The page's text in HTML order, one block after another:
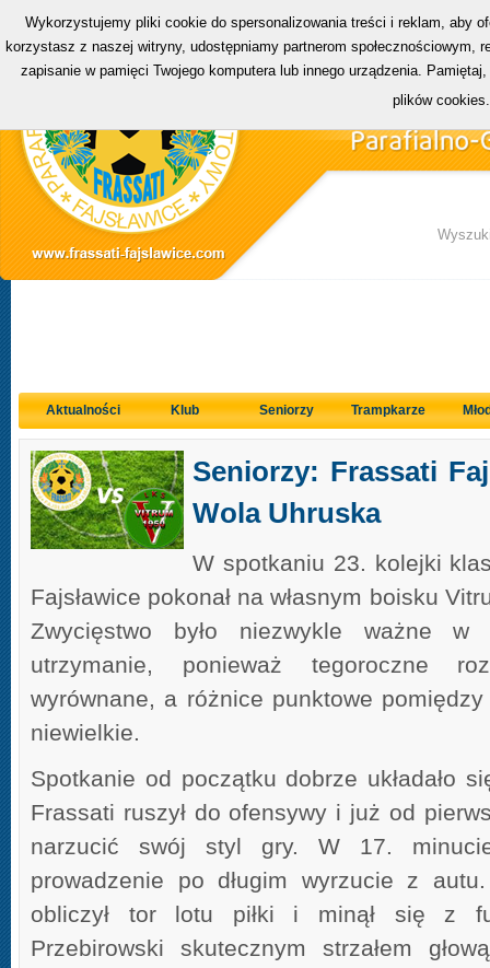
Aktualności Klub Seniorzy Trampkarze
Seniorzy: Frassati
Wola Uhruska
W spotkaniu 23. kolejki
Fajsławice pokonał na własnym boisku
Zwycięstwo było niezwykle ważne
utrzymanie, ponieważ tegoroczne
wyrównane, a różnice punktowe
niewielkie.
Spotkanie od początku dobrze układało
Frassati ruszył do ofensywy i już od
narzucić swój styl gry. W 17.
prowadzenie po długim wyrzucie z
obliczył tor lotu piłki i minął się z
Przebirowski skutecznym strzałem
Wykorzystujemy pliki cookie do spersonalizowania treści i reklam, aby
korzystasz z naszej witryny, udostępniamy partnerom
zapisanie w pamięci Twojego komputera lub innego urządzenia.
plików